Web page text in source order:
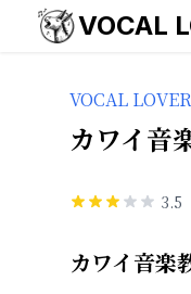
VOCAL
VOCAL
カワイ音
3.5
カワイ音楽